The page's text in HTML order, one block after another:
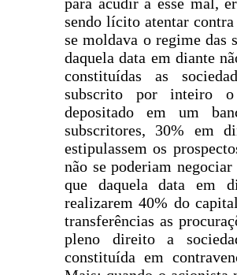
sendo lícito atentar
se moldava o regime das
daquela data em diante
constituídas as
subscrito por inteiro o
depositado em um
subscritores, 30% em
estipulassem os
não se poderiam negociar
que daquela data em
realizarem 40% do
transferências as
pleno direito a
constituída em